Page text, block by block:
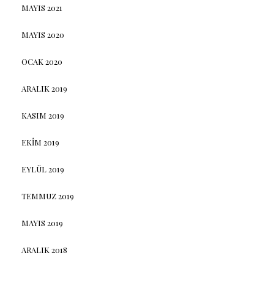
MAYIS 2021
MAYIS 2020
OCAK 2020
ARALIK 2019
KASIM 2019
EKIM 2019
EYLÜL 2019
TEMMUZ 2019
MAYIS 2019
ARALIK 2018